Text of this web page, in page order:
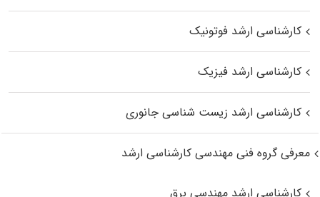
کارشناسی ارشد فوتونیک
کارشناسی ارشد فیزیک
کارشناسی ارشد زیست‌ شناسی جانوری
معرفی گروه فنی مهندسی کارشناسی ارشد
کارشناسی ارشد مهندسی برق